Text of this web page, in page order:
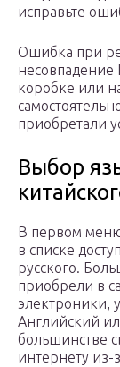
исправьте
Ошибка при
коробке или
приобретали
Выбор
В первом
в списке
русского.
приобрели в
электроники,
Английский
большинстве
интернету из-